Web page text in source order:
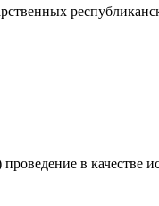
в качестве